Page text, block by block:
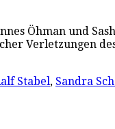
Öhman und
Verletzungen
Stabel, Sandra